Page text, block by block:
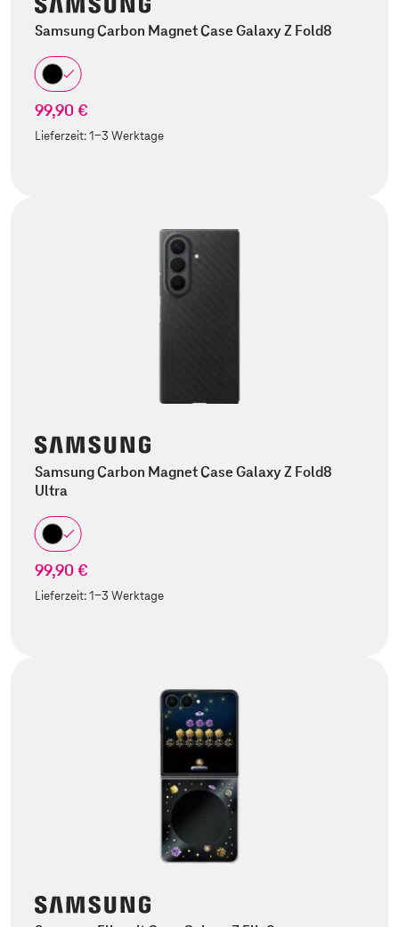
Samsung Carbon Magnet Case Galaxy Z Fold8
99,90 €
Lieferzeit:1-3 Werktage
Samsung Carbon Magnet Case Galaxy Z Fold8
Ultra
99,90 €
Lieferzeit:1-3 Werktage